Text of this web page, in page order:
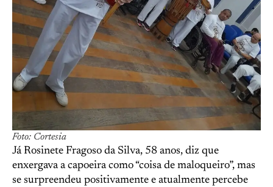
Foto: Cortesia
Já Rosinete Fragoso da Silva, 58 anos, diz que
enxergava a capoeira como “coisa de maloqueiro”, mas
se surpreendeu positivamente e atualmente percebe